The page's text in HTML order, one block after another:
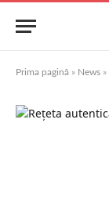
Prima pagină » News »